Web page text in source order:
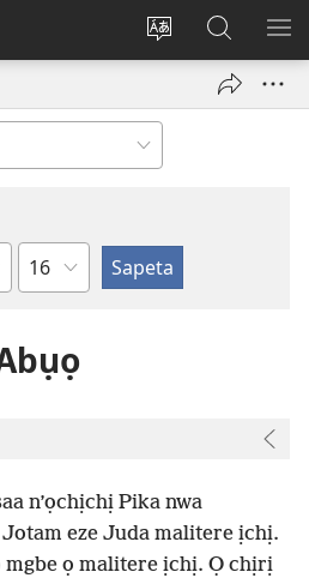
Gbanwee
Banye
(ga-
ebe
anọ
gụọ
Chọọ
Ihe
na
Isiokwu
n’ọchịchị Pika nwa
Jotam eze Juda malitere ịchị.
mgbe ọ malitere ịchị. Ọ chịrị